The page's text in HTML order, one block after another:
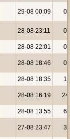
29-08 00:09 0
28-08 23:11 0
28-08 22:01
0
28-08 18:46 0
28-08 18:35
1
28-08 16:19 24
28-08 13:55
6
27-08 23:47 3